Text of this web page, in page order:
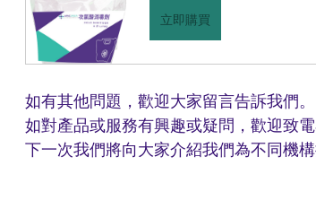
立即購買
如有其他問題，歡迎大家留言告訴我們。
如對產品或服務有興趣或疑問，歡迎致電
下一次我們將向大家介紹我們為不同機